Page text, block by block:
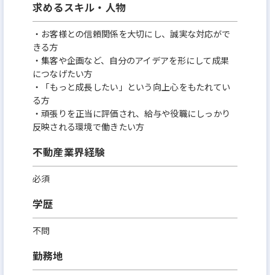
求めるスキル・人物
・お客様との信頼関係を大切にし、誠実な対応がで
きる方
・集客や企画など、自分のアイデアを形にして成果
につなげたい方
・「もっと成長したい」という向上心をもたれてい
る方
・頑張りを正当に評価され、給与や役職にしっかり
反映される環境で働きたい方
不動産業界経験
必須
学歴
不問
勤務地